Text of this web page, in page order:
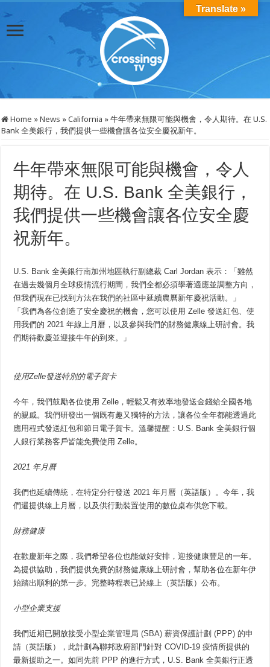
Home »News »California »牛年帶來無限可能與機會，令人期待。在 U.S.
Bank 全美銀行，我們提供一些機會讓各位安全慶祝新年。
牛年帶來無限可能與機會，令人
期待。在 U.S. Bank 全美銀行，
我們提供一些機會讓各位安全慶
祝新年。
U.S. Bank 全美銀行南加州地區執行副總裁 Carl Jordan 表示：「雖然
在過去幾個月全球疫情流行期間，我們全都必須學著適應並調整方向，
但我們現在已找到方法在我們的社區中延續農曆新年慶祝活動。」
「我們為各位創造了安全慶祝的機會，您可以使用 Zelle 發送紅包、使
用我們的 2021 年線上月曆，以及參與我們的財務健康線上研討會。我
們期待歡慶並迎接牛年的到來。」
使用Zelle發送特別的電子賀卡
今年，我們鼓勵各位使用 Zelle，輕鬆又有效率地發送金錢給全國各地
的親戚。我們研發出一個既有趣又獨特的方法，讓各位全年都能透過此
應用程式發送紅包和節日電子賀卡。溫馨提醒：U.S. Bank 全美銀行個
人銀行業務客戶皆能免費使用 Zelle。
2021 年月曆
我們也延續傳統，在特定分行發送2021 年月曆 （英語版）。今年，我
們還提供線上月曆，以及供行動裝置使用的數位桌布供您下載。
財務健康
在歡慶新年之際，我們希望各位也能做好安排，迎接健康豐足的一年。
為提供協助，我們提供免費的財務健康線上研討會，幫助各位在新年伊
始踏出順利的第一步。完整時程表已於線上 （英語版）公布。
小型企業支援
我們近期已開放接受小型企業管理局 (SBA) 薪資保護計劃 (PPP) 的申
請 （英語版），此計劃為聯邦政府部門針對 COVID-19 疫情所提供的
最新援助之一。如同先前 PPP 的進行方式，U.S. Bank 全美銀行正透
Translate »